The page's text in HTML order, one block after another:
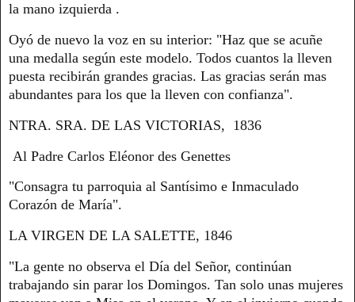
la mano izquierda .
Oyó de nuevo la voz en su interior: "Haz que se acuñe
una medalla según este modelo. Todos cuantos la lleven
puesta recibirán grandes gracias. Las gracias serán mas
abundantes para los que la lleven con confianza".
NTRA. SRA. DE LAS VICTORIAS, 1836
Al Padre Carlos Eléonor des Genettes
"Consagra tu parroquia al Santísimo e Inmaculado
Corazón de María".
LA VIRGEN DE LA SALETTE, 1846
"La gente no observa el Día del Señor, continúan
trabajando sin parar los Domingos. Tan solo unas mujeres